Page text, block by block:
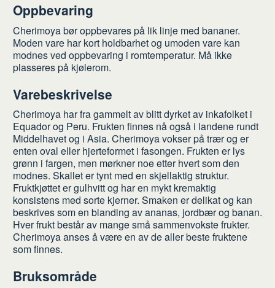
Oppbevaring
Cherimoya bør oppbevares på lik linje med bananer.
Moden vare har kort holdbarhet og umoden vare kan
modnes ved oppbevaring i romtemperatur. Må ikke
plasseres på kjølerom.
Varebeskrivelse
Cherimoya har fra gammelt av blitt dyrket av inkafolket i
Equador og Peru. Frukten finnes nå også i landene rundt
Middelhavet og i Asia. Cherimoya vokser på trær og er
enten oval eller hjerteformet i fasongen. Frukten er lys
grønn i fargen, men mørkner noe etter hvert som den
modnes. Skallet er tynt med en skjellaktig struktur.
Fruktkjøttet er gulhvitt og har en mykt kremaktig
konsistens med sorte kjerner. Smaken er delikat og kan
beskrives som en blanding av ananas, jordbær og banan.
Hver frukt består av mange små sammenvokste frukter.
Cherimoya anses å være en av de aller beste fruktene
som finnes.
Bruksområde